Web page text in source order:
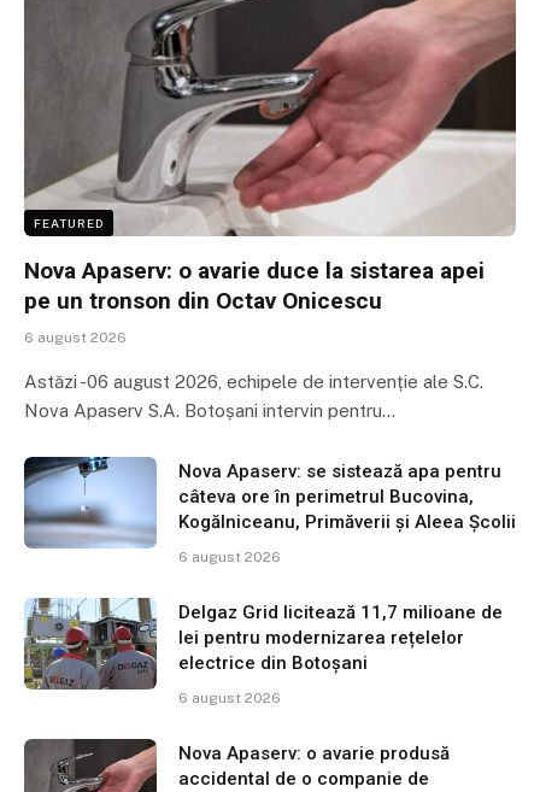
FEATURED
Nova Apaserv: o avarie duce la sistarea apei
pe un tronson din Octav Onicescu
6 august 2026
Astăzi -06 august 2026, echipele de intervenție ale S.C.
Nova Apaserv S.A. Botoșani intervin pentru…
Nova Apaserv: se sistează apa pentru
câteva ore în perimetrul Bucovina,
Kogălniceanu, Primăverii și Aleea Școlii
6 august 2026
Delgaz Grid licitează 11,7 milioane de
lei pentru modernizarea rețelelor
electrice din Botoșani
6 august 2026
Nova Apaserv: o avarie produsă
accidental de o companie de